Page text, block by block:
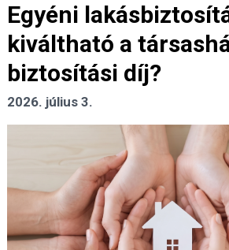
Egyéni
kiváltható a
biztosítási díj?
2026. július 3.